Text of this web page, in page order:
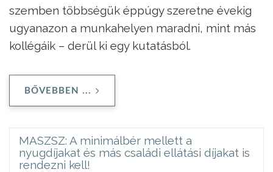
szemben többségük éppúgy szeretne évekig
ugyanazon a munkahelyen maradni, mint más
kollégáik – derül ki egy kutatásból.
BŐVEBBEN ...
MASZSZ: A minimálbér mellett a
nyugdíjakat és más családi ellátási díjakat is
rendezni kell!